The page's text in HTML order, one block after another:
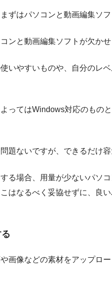
ずはパソコンと動画編集ソフ
ンと動画編集ソフトが欠かせ
いやすいものや、自分のレ
ってはWindows対応のもの
題ないですが、できるだけ
る場合、用量が少ないパソ
はなるべく 妥協せずに、良
画像などの素材をアップロー